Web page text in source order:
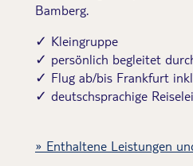
Bamberg.
✓ Kleingruppe
✓ persönlich begleitet
✓ Flug ab/bis Frankfurt
✓ deutschsprachige
Enthaltene Leistungen